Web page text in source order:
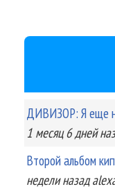
ДИВИЗОР: Я еще
1 месяц 6 дней
Второй альбом
неделиназад